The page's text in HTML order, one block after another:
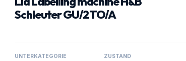
Schleuter GU/2TO/A
UNTERKATEGORIE ZUSTAND